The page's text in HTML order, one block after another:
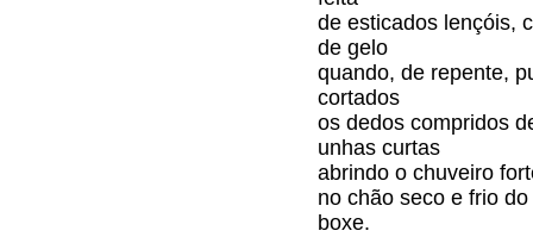
de esticados lençóis,
de gelo
quando, de repente,
cortados
os dedos compridos
unhas curtas
abrindo o chuveiro
no chão seco e frio do
boxe.